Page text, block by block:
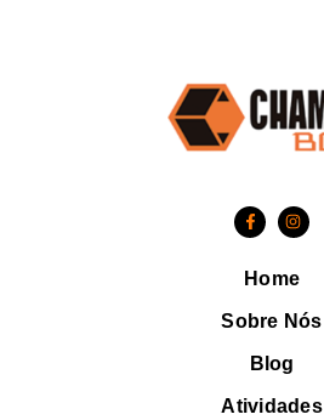
Home
Sobre Nós
Blog
Atividades